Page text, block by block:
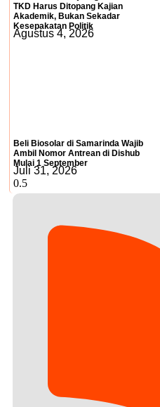
TKD Harus Ditopang Kajian
Akademik, Bukan Sekadar
Kesepakatan Politik
Agustus 4, 2026
Beli Biosolar di Samarinda Wajib
Ambil Nomor Antrean di Dishub
Mulai 1 September
Juli 31, 2026